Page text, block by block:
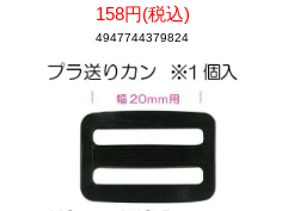
158円(税込)
4947744379824